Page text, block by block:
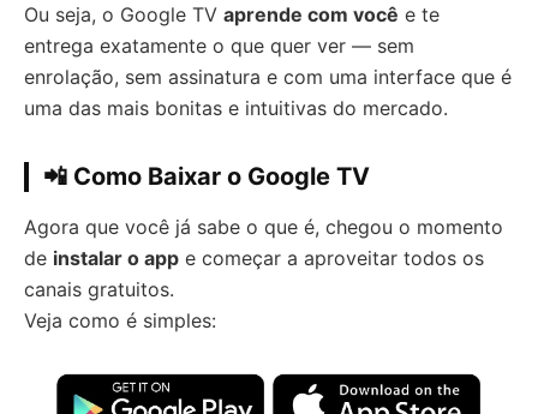
Ou seja, o Google TV aprende com você e te
entrega exatamente o que quer ver — sem
enrolação, sem assinatura e com uma interface que é
uma das mais bonitas e intuitivas do mercado.
📲 Como Baixar o Google TV
Agora que você já sabe o que é, chegou o momento
de instalar o app e começar a aproveitar todos os
canais gratuitos.
Veja como é simples: